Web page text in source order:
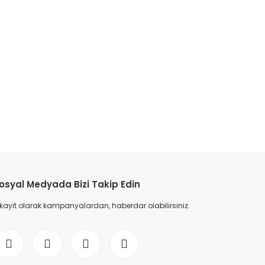
Medyada Bizi Takip Edin
olarak kampanyalardan, haberdar olabilirsiniz.